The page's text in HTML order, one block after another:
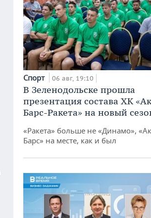
Спорт 06 авг, 19:10
В Зеленодольске прошла
презентация состава ХК «Ак
Барс-Ракета» на новый
«Ракета» больше не «Динамо», «Ак
Барс» на месте, как и был